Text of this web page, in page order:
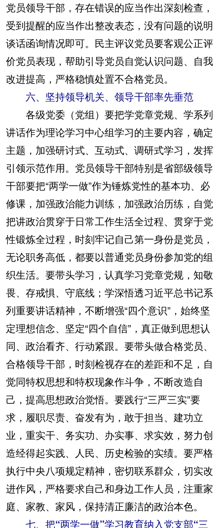
党员领导干部，存在错误的应当作出深刻检查，
受到提醒的应当作出整改表态，没有问题的说明
谈话函询情况即可。民主评议党员要客观公正评
价党员表现，帮助引导党员自觉认识问题、自我
改进提高，严格稳慎处置不合格党员。
六、坚持领导机关、领导干部率先垂范
各级党委（党组）要把学党章党规、学系列
讲话作为理论学习中心组学习的主要内容，确定
主题，加强研讨式、互动式、调研式学习，发挥
引领示范作用。党员领导干部特别是省部级领导
干部要把“两学一做”作为锤炼党性的基本功、必
修课，加强政治能力训练，加强政治历练，自觉
把讲政治贯穿于日常工作生活全过程、贯穿于党
性锻炼全过程，时刻牢记自己第一身份是党员，
无论职务高低，都要以普通党员身份参加党的组
织生活。要带头学习，认真学习党章党规，知敬
畏、存戒惧、守底线；学深悟透习近平总书记系
列重要讲话精神，不断增强“四个意识”，始终坚
定理想信念、坚定“四个自信”，真正做到思想认
同、政治看齐、行动紧跟。要带头做合格党员、
合格领导干部，时刻检视存在的差距和不足，自
觉同特权思想和特权现象作斗争，不断改造自
己，提高思想政治觉悟。要践行“三严三实”要
求，履职尽责、奋发有为，敢于担当、建功立
业，重实干、务实功、办实事、求实效，努力创
造经得起实践、人民、历史检验的实绩。要严格
执行中央八项规定精神，密切联系群众，切实改
进作风，严格要求自己和身边工作人员，注重家
庭、家教、家风，保持清正廉洁的政治本色。
七、把“两学一做”学习教育纳入党支部“三